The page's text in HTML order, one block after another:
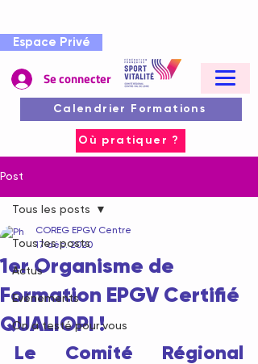
Espace Privé
Se connecter
Calendrier Formations
Où pratiquer ?
Post
Tous les posts
Actus
Evénements
On a testé pour vous
Tous les posts
1er Organisme de
Formation EPGV Certifié
QUALIOPI !
COREG EPGV Centre
17 déc. 2020
Le Comité Régional